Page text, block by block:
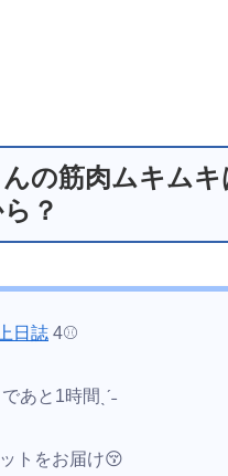
の筋肉ムキムキ
？
日誌 4⚾️
あと1時間ˎˊ˗
トをお届け😚